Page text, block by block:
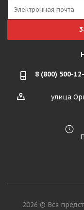
8 (800) 500-
улица
2026 © Вся